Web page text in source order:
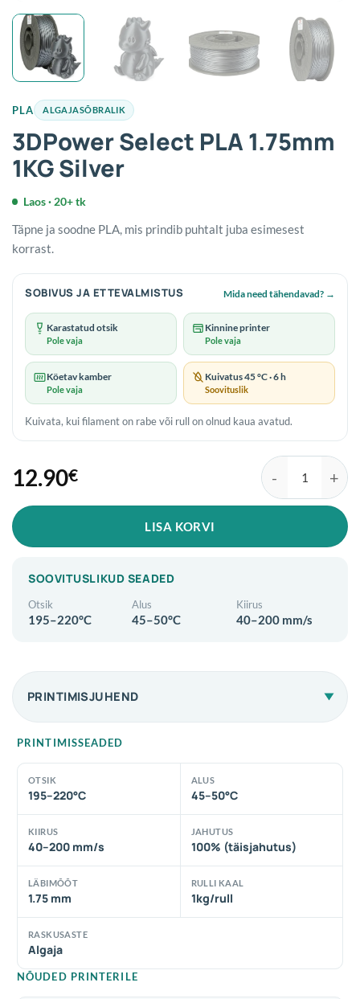
PLA ALGAJASÕBRALIK
3DPower Select PLA 1.75mm
1KG Silver
Laos · 20+ tk
Täpne ja soodne PLA, mis prindib puhtalt juba esimesest
korrast.
SOBIVUS JA ETTEVALMISTUS Mida need tähendavad? →
Karastatud otsik
Pole vaja
Kinnine printer
Pole vaja
Köetav kamber
Pole vaja
Kuivatus 45 °C · 6 h
Soovituslik
Kuivata, kui filament on rabe või rull on olnud kaua avatud.
12.90€
3DPower Select
LISA KORVI
SOOVITUSLIKUD SEADED
Otsik
195–220°C
Alus
45–50°C
Kiirus
40–200 mm/s
PRINTIMISJUHEND
PRINTIMISSEADED
OTSIK
195–220°C
ALUS
45–50°C
KIIRUS
40–200 mm/s
JAHUTUS
100% (täisjahutus)
LÄBIMÕÕT
1.75 mm
RULLI KAAL
1kg/rull
RASKUSASTE
Algaja
NÕUDED PRINTERILE